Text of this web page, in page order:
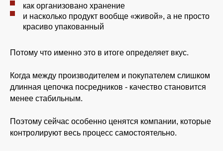
как организовано хранение
и насколько продукт вообще «живой», а не просто
красиво упакованный
Потому что именно это в итоге определяет вкус.
Когда между производителем и покупателем слишком
длинная цепочка посредников - качество становится
менее стабильным.
Поэтому сейчас особенно ценятся компании, которые
контролируют весь процесс самостоятельно.